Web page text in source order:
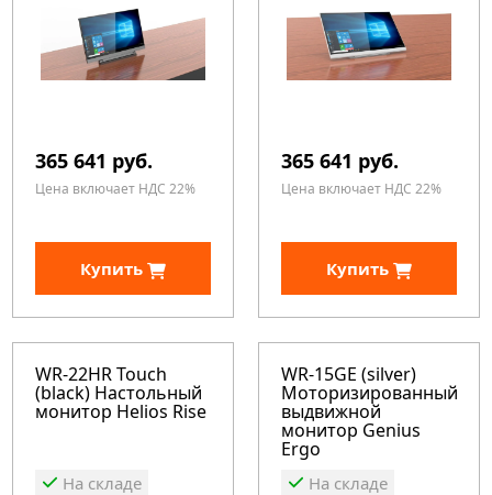
365 641 руб.
Цена включает НДС 22%
Купить
365 641 руб.
Цена включает НДС 22%
Купить
WR-22HR Touch
(black) Настольный
монитор Helios Rise
На складе
WR-15GE (silver)
Моторизированный
выдвижной
монитор Genius
Ergo
На складе